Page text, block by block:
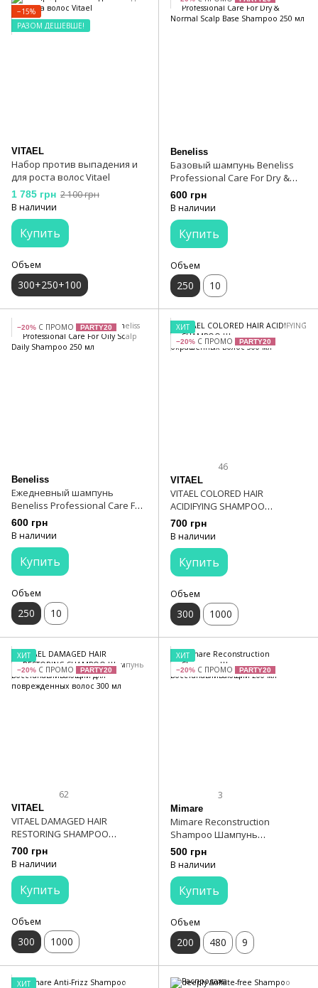
−15%
РАЗОМ ДЕШЕВШЕ!
VITAEL
Набор против выпадения и
для роста волос Vitael
1 785 грн 2 100 грн
В наличии
Купить
Объем
300+250+100
Beneliss
Базовый шампунь Beneliss
Professional Care For Dry &
Normal Scalp Base Shampoo
250 мл
600 грн
В наличии
Купить
Объем
250 10
−20% С ПРОМО PARTY20
Beneliss
Ежедневный шампунь
Beneliss Professional Care For
Oily Scalp Daily Shampoo 250
мл
600 грн
В наличии
Купить
Объем
250 10
ХИТ
−20% С ПРОМО PARTY20
46
VITAEL
VITAEL COLORED HAIR
ACIDIFYING SHAMPOO
Шампунь для окрашенных
волос 300 мл
700 грн
В наличии
Купить
Объем
300 1000
ХИТ
−20% С ПРОМО PARTY20
62
VITAEL
VITAEL DAMAGED HAIR
RESTORING SHAMPOO
Шампунь
восстанавливающий для
700 грн
В наличии
Купить
Объем
300 1000
ХИТ
−20% С ПРОМО PARTY20
3
Mimare
Mimare Reconstruction
Shampoo Шампунь
восстанавливающий 200 мл
500 грн
В наличии
Купить
Объем
200 480 9
ХИТ